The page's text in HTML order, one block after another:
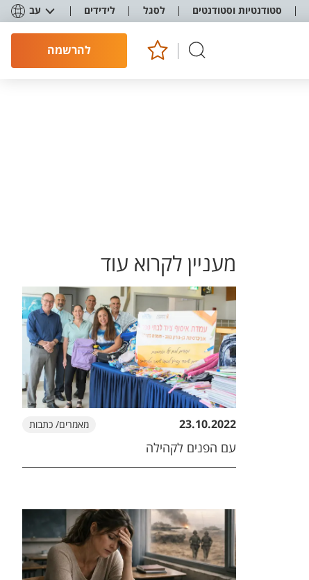
סטודנטיות וסטודנטים לסגל לידידים עב
להרשמה
מעניין לקרוא עוד
23.10.2022 מאמרים/ כתבות
עם הפנים לקהילה